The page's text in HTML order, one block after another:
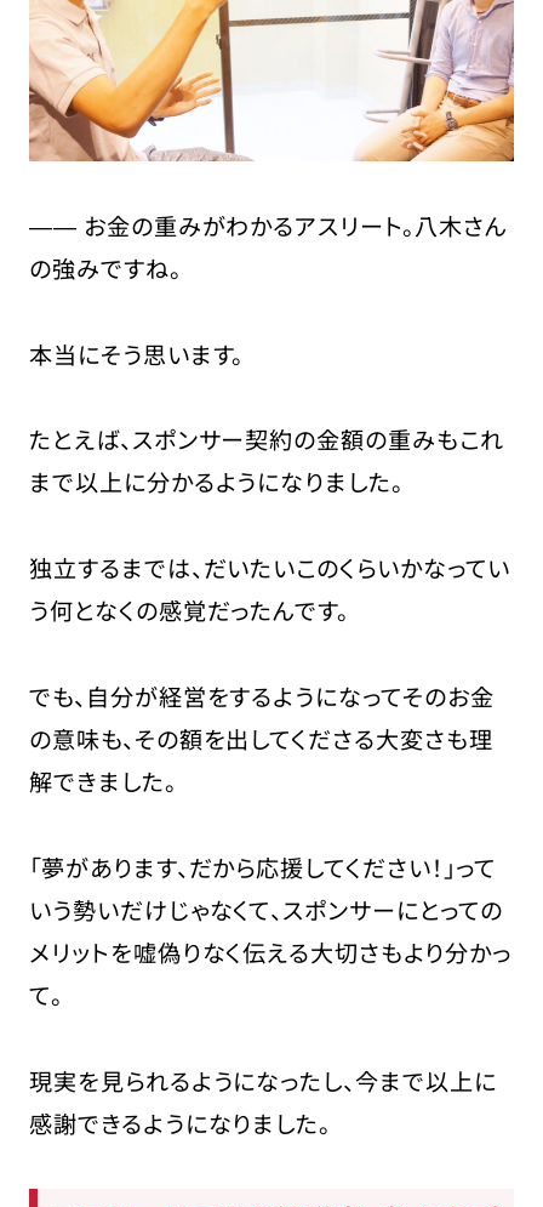
―― お金の重みがわかるアスリート。八木さん
の強みですね。
本当にそう思います。
たとえば、スポンサー契約の金額の重みもこれ
まで以上に分かるようになりました。
独立するまでは、だいたいこのくらいかなってい
う何となくの感覚だったんです。
でも、自分が経営をするようになってそのお金
の意味も、その額を出してくださる大変さも理
解できました。
「夢があります、だから応援してください！」って
いう勢いだけじゃなくて、スポンサーにとっての
メリットを嘘偽りなく伝える大切さもより分かっ
て。
現実を見られるようになったし、今まで以上に
感謝できるようになりました。